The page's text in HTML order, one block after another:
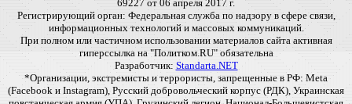
69227 от 06 апреля 2017 г.
Регистрирующий орган: Федеральная служба по надзору в сфере связи,
информационных технологий и массовых коммуникаций.
При полном или частичном использовании материалов сайта активная
гиперссылка на "Политком.RU" обязательна
Разработчик: Standarta.NET
*Организации, экстремисты и террористы, запрещенные в РФ: Meta
(Facebook и Instagram), Русский добровольческий корпус (РДК), Украинская